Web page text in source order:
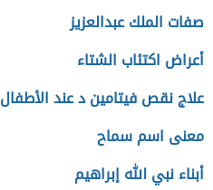
صفات الملك عبدالعزيز
أعراض اكتئاب الشتاء
علاج نقص فيتامين د عند الأطفال
معنى اسم سماح
أبناء نبي الله إبراهيم